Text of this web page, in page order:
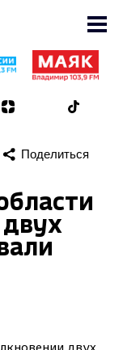
Поделиться